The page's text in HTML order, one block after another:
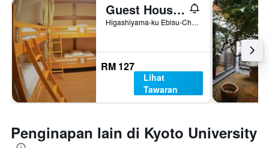
Guest House Ga-Jyun
Higashiyama-ku Ebisu-Cho 165, Kyoto, Jepun
RM 127
Lihat
Tawaran
Penginapan lain di Kyoto University